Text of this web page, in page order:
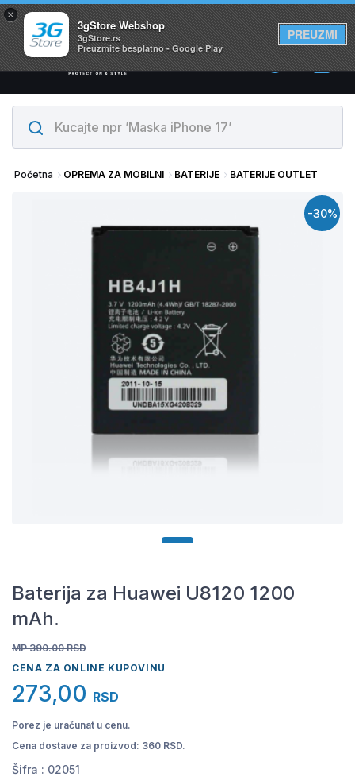
×
3gStore Webshop
3gStore.rs
Preuzmite besplatno - Google Play
PREUZMI
Svi proizvodi su na lageru. Slanje istog dana!
0
Početna OPREMA ZA MOBILNI BATERIJE BATERIJE OUTLET
-30%
Baterija za Huawei U8120 1200
mAh.
MP 390.00 RSD
CENA ZA ONLINE KUPOVINU
273,00 RSD
Porez je uračunat u cenu.
Cena dostave za proizvod: 360 RSD.
Šifra : 02051